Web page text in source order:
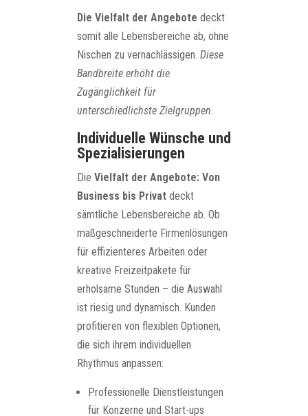
Die Vielfalt der Angebote deckt
somit alle Lebensbereiche ab, ohne
Nischen zu vernachlässigen. Diese
Bandbreite erhöht die
Zugänglichkeit für
unterschiedlichste Zielgruppen.
Individuelle Wünsche und
Spezialisierungen
Die Vielfalt der Angebote: Von
Business bis Privat deckt
sämtliche Lebensbereiche ab. Ob
maßgeschneiderte Firmenlösungen
für effizienteres Arbeiten oder
kreative Freizeitpakete für
erholsame Stunden – die Auswahl
ist riesig und dynamisch. Kunden
profitieren von flexiblen Optionen,
die sich ihrem individuellen
Rhythmus anpassen:
Professionelle Dienstleistungen
für Konzerne und Start-ups